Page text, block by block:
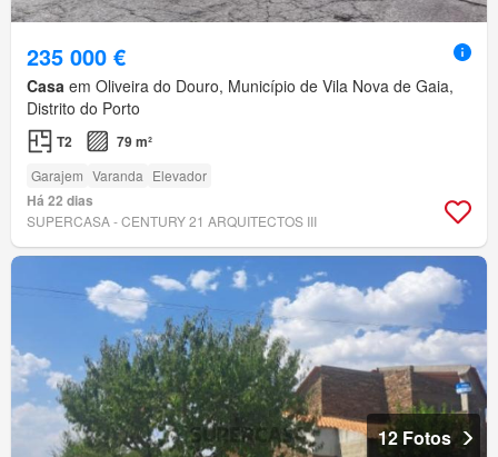
235 000 €
Casa em Oliveira do Douro, Município de Vila Nova de Gaia,
Distrito do Porto
T2 79 m²
Garajem Varanda Elevador
Há 22 dias
SUPERCASA - CENTURY 21 ARQUITECTOS III
12 Fotos